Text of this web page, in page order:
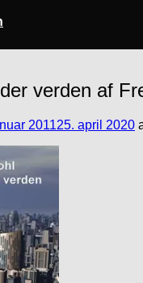
verden af
201125. april 2020